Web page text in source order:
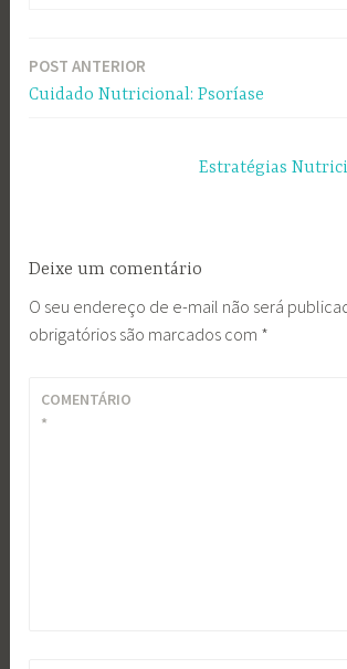
Navegação
POST ANTERIOR
Cuidado Nutricional: Psoríase
Estratégias
Deixe um comentário
O seu endereço de e-mail não será
obrigatórios são marcados com *
COMENTÁRIO
*